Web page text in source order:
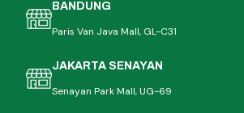
BANDUNG
Paris Van Java Mall, GL-C31
JAKARTA SENAYAN
Senayan Park Mall, UG-69